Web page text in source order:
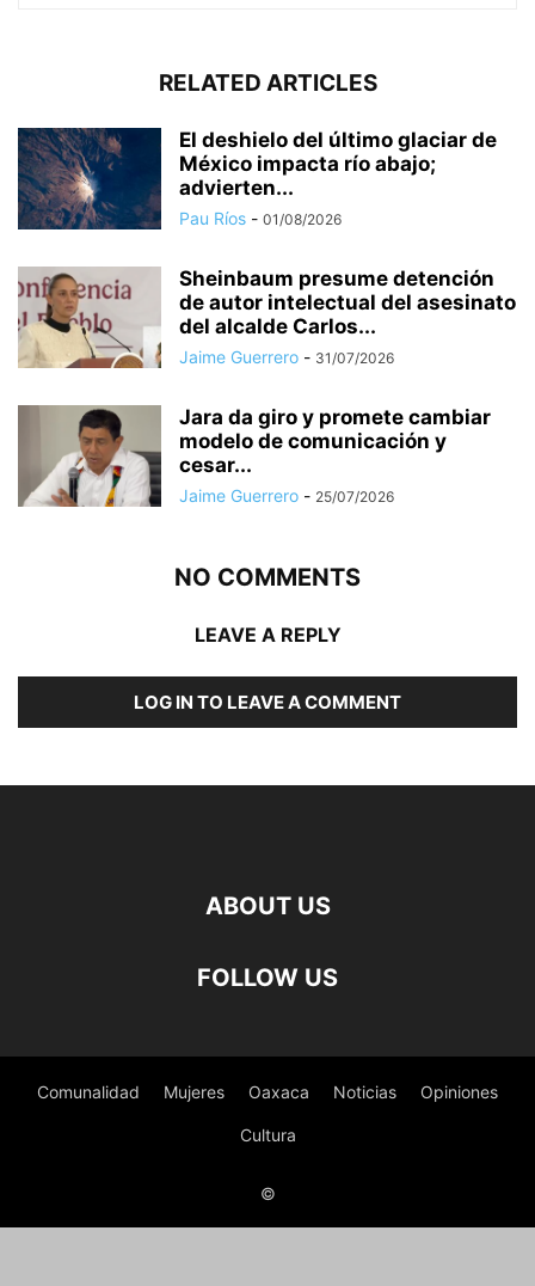
RELATED ARTICLES
El deshielo del último glaciar de
México impacta río abajo;
advierten...
Pau Ríos - 01/08/2026
Sheinbaum presume detención
de autor intelectual del asesinato
del alcalde Carlos...
Jaime Guerrero - 31/07/2026
Jara da giro y promete cambiar
modelo de comunicación y
cesar...
Jaime Guerrero - 25/07/2026
NO COMMENTS
LEAVE A REPLY
LOG IN TO LEAVE A COMMENT
ABOUT US
FOLLOW US
Comunalidad Mujeres Oaxaca Noticias Opiniones
Cultura
©